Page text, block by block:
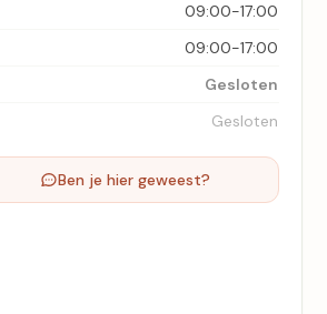
09:00-17:00
09:00-17:00
Gesloten
Gesloten
Ben je hier geweest?